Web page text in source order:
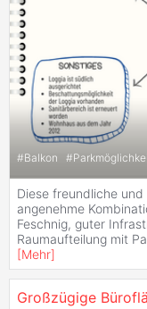
#Balkon #
Diese freundliche
angenehme
Feschnig, guter
Raumaufteilung mit
[Mehr]
Großzügige